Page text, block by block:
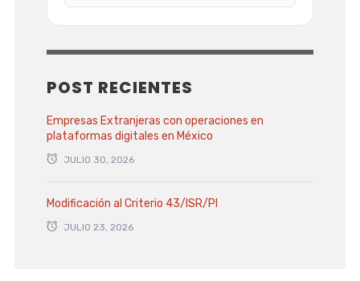
POST RECIENTES
Empresas Extranjeras con operaciones en
plataformas digitales en México
JULIO 30, 2026
Modificación al Criterio 43/ISR/PI
JULIO 23, 2026